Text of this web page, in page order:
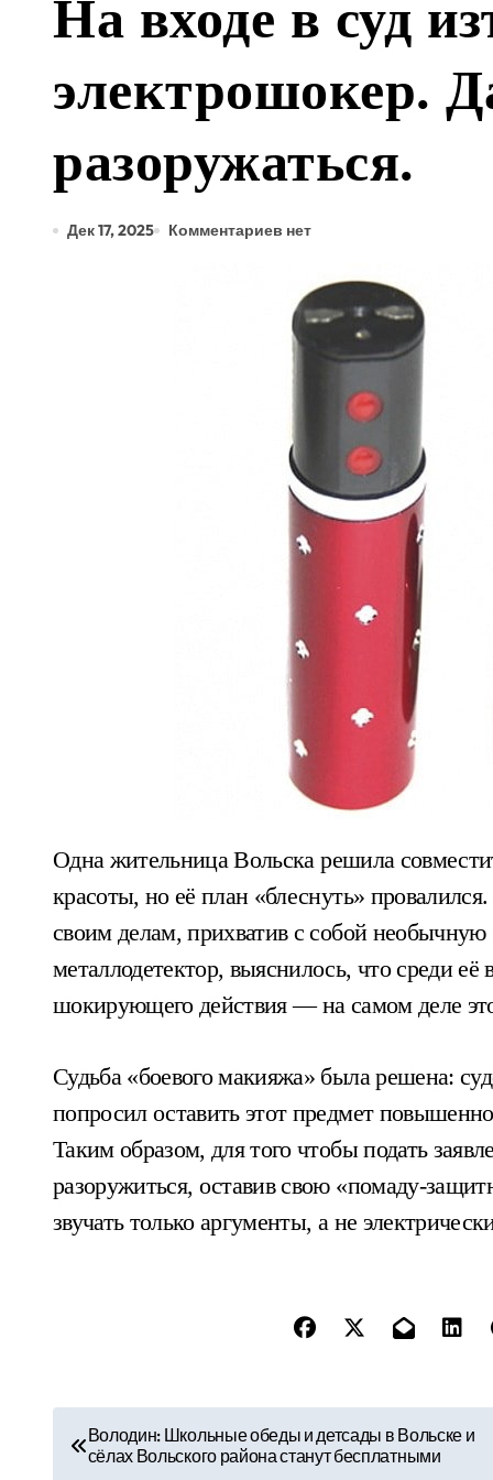
На входе в суд
электрошокер.
разоружаться.
Дек 17, 2025 Комментариев нет
Одна жительница Вольска решила совместить визит к мировому судье с визитом к миру
красоты, но её план «блеснуть»
своим делам, прихватив с собой
металлодетектор, выяснилось, что среди
шокирующего действия — на самом деле
Судьба «боевого макияжа» была решена:
попросил оставить этот предмет
Таким образом, для того чтобы подать
разоружиться, оставив свою «помаду-
звучать только аргументы, а не
Володин: Школьные обеды и детсады в Вольске и
сёлах Вольского района станут бесплатными